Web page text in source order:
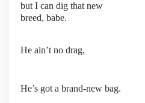
but I can dig that new
breed, babe.
He ain’t no drag,
He’s got a brand-new bag.